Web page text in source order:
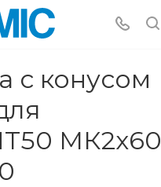
с конусом
МК2x60